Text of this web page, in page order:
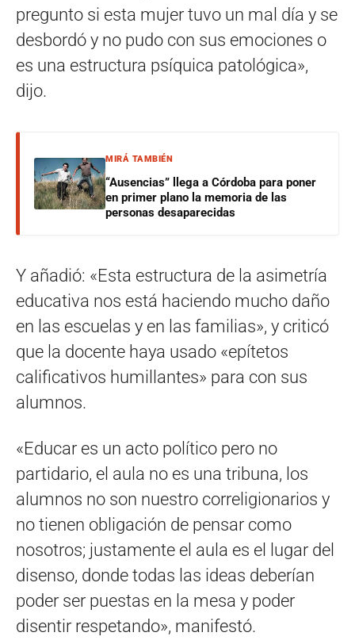
pregunto si esta mujer tuvo un mal día y se
desbordó y no pudo con sus emociones o
es una estructura psíquica patológica»,
dijo.
MIRÁ TAMBIÉN
“Ausencias” llega a Córdoba para poner
en primer plano la memoria de las
personas desaparecidas
Y añadió: «Esta estructura de la asimetría
educativa nos está haciendo mucho daño
en las escuelas y en las familias», y criticó
que la docente haya usado «epítetos
calificativos humillantes» para con sus
alumnos.
«Educar es un acto político pero no
partidario, el aula no es una tribuna, los
alumnos no son nuestro correligionarios y
no tienen obligación de pensar como
nosotros; justamente el aula es el lugar del
disenso, donde todas las ideas deberían
poder ser puestas en la mesa y poder
disentir respetando», manifestó.